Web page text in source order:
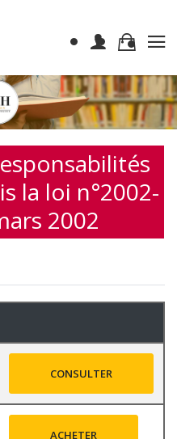
la loi n°2002-
2002
CONSULTER
ACHETER